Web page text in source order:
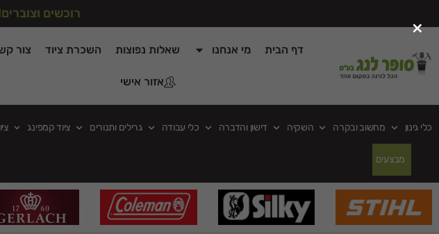
רוכשים
דף הבית מי אנחנו שאלות נפוצות השכרת ציוד צור
אזור אישי
כלי גינון מחשוב ובקרה השקיה דישון והדברה כלי עבודה גרילים ותנורים ציוד קמפינג
מבצעים
×